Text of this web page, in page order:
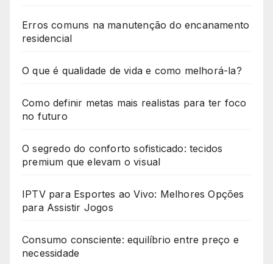
Erros comuns na manutenção do encanamento
residencial
O que é qualidade de vida e como melhorá-la?
Como definir metas mais realistas para ter foco
no futuro
O segredo do conforto sofisticado: tecidos
premium que elevam o visual
IPTV para Esportes ao Vivo: Melhores Opções
para Assistir Jogos
Consumo consciente: equilíbrio entre preço e
necessidade